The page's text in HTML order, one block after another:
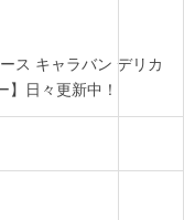
ス キャラバン デリカ
】日々更新中！